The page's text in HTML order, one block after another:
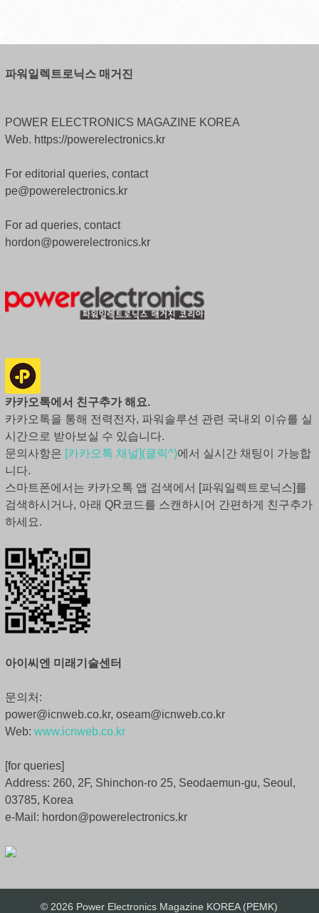
파워일렉트로닉스 매거진
POWER ELECTRONICS MAGAZINE KOREA
Web. https://powerelectronics.kr
For editorial queries, contact
pe@powerelectronics.kr
For ad queries, contact
hordon@powerelectronics.kr
카카오톡에서 친구추가 해요.
카카오톡을 통해 전력전자, 파워솔루션 관련 국내외 이슈를 실
시간으로 받아보실 수 있습니다.
문의사항은 [카카오톡 채널](클릭^)에서 실시간 채팅이 가능합
니다.
스마트폰에서는 카카오톡 앱 검색에서 [파워일렉트로닉스]를
검색하시거나, 아래 QR코드를 스캔하시어 간편하게 친구추가
하세요.
아이씨엔 미래기술센터
문의처:
power@icnweb.co.kr, oseam@icnweb.co.kr
Web: www.icnweb.co.kr
[for queries]
Address: 260, 2F, Shinchon-ro 25, Seodaemun-gu, Seoul,
03785, Korea
e-Mail: hordon@powerelectronics.kr
© 2026 Power Electronics Magazine KOREA (PEMK)